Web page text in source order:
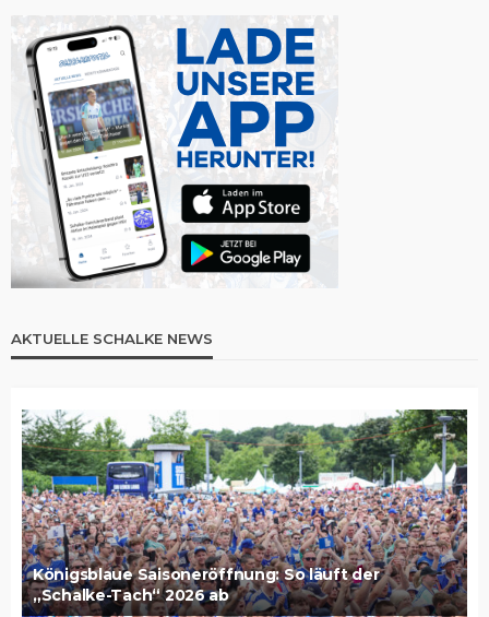
AKTUELLE SCHALKE NEWS
Königsblaue Saisoneröffnung: So läuft der
„Schalke-Tach“ 2026 ab